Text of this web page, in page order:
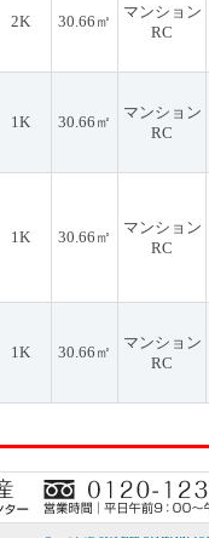
2K 30.66㎡
マンション
RC
1K 30.66㎡
マンション
RC
1K 30.66㎡
マンション
RC
1K 30.66㎡
マンション
RC